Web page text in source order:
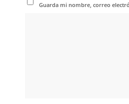
Guarda mi nombre, correo